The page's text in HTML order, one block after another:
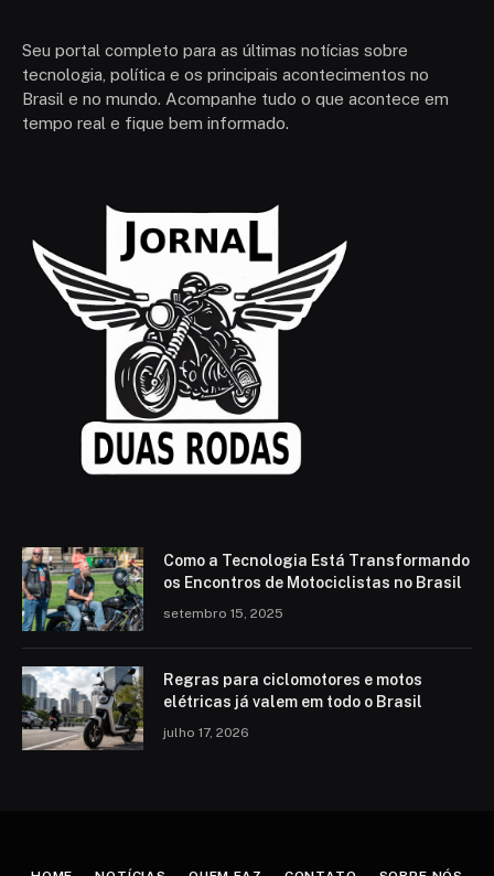
Seu portal completo para as últimas notícias sobre
tecnologia, política e os principais acontecimentos no
Brasil e no mundo. Acompanhe tudo o que acontece em
tempo real e fique bem informado.
Como a Tecnologia Está Transformando
os Encontros de Motociclistas no Brasil
setembro 15, 2025
Regras para ciclomotores e motos
elétricas já valem em todo o Brasil
julho 17, 2026